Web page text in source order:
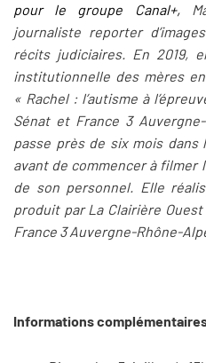
pour le groupe Canal+,
journaliste reporter
récits judiciaires. En 2019,
institutionnelle des mères
« Rachel : l’autisme à
Sénat et France 3
passe près de six mois dans
avant de commencer à
de son personnel. Elle
produit par La Clairière
France 3 Auvergne-Rhône-
Informations